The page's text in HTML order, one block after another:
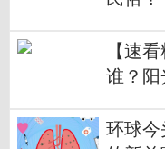
【速
谁？阳
环球今